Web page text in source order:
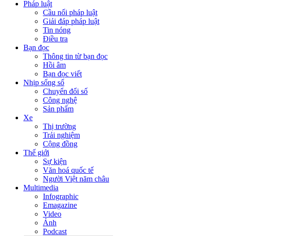
Pháp luật
Cầu nối pháp luật
Giải đáp pháp luật
Tin nóng
Điều tra
Bạn đọc
Thông tin từ bạn đọc
Hồi âm
Bạn đọc viết
Nhịp sống số
Chuyển đổi số
Công nghệ
Sản phẩm
Xe
Thị trường
Trải nghiệm
Cộng đồng
Thế giới
Sự kiện
Văn hoá quốc tế
Người Việt năm châu
Multimedia
Infographic
Emagazine
Video
Ảnh
Podcast